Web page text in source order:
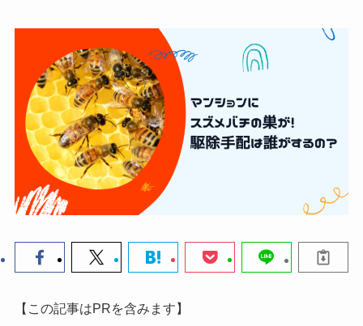
【この記事はPRを含みます】